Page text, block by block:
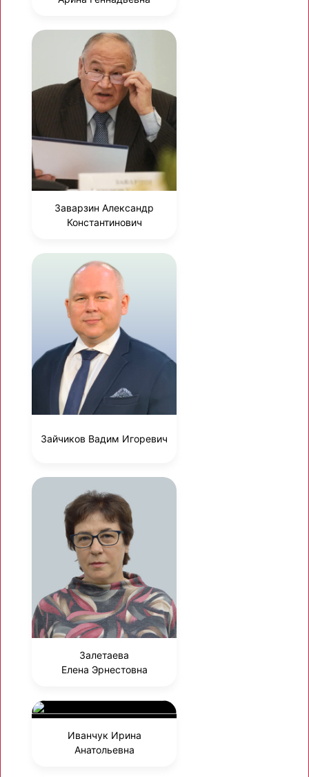
Заварзин Александр
Константинович
Зайчиков Вадим Игоревич
Залетаева
Елена Эрнестовна
Иванчук Ирина
Анатольевна